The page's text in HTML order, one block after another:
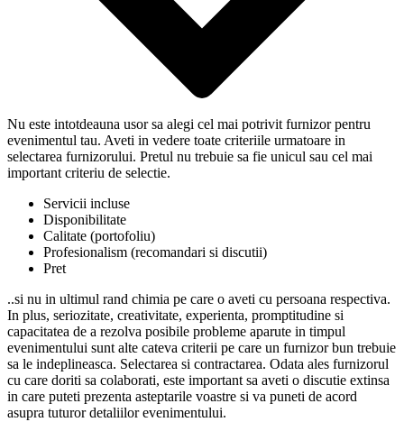
Nu este intotdeauna usor sa alegi cel mai potrivit furnizor pentru
evenimentul tau. Aveti in vedere toate criteriile urmatoare in
selectarea furnizorului. Pretul nu trebuie sa fie unicul sau cel mai
important criteriu de selectie.
Servicii incluse
Disponibilitate
Calitate (portofoliu)
Profesionalism (recomandari si discutii)
Pret
..si nu in ultimul rand chimia pe care o aveti cu persoana respectiva.
In plus, seriozitate, creativitate, experienta, promptitudine si
capacitatea de a rezolva posibile probleme aparute in timpul
evenimentului sunt alte cateva criterii pe care un furnizor bun trebuie
sa le indeplineasca. Selectarea si contractarea. Odata ales furnizorul
cu care doriti sa colaborati, este important sa aveti o discutie extinsa
in care puteti prezenta asteptarile voastre si va puneti de acord
asupra tuturor detaliilor evenimentului.